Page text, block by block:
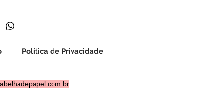
dúvidas pelo chat. Não
arquivo, exceto nos casos previstos
Política de Privacidade